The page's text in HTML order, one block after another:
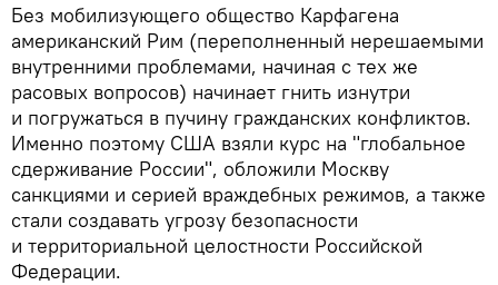
Без мобилизующего общество Карфагена
американский Рим (переполненный нерешаемыми
внутренними проблемами, начиная с тех же
расовых вопросов) начинает гнить изнутри
и погружаться в пучину гражданских конфликтов.
Именно поэтому США взяли курс на "глобальное
сдерживание России", обложили Москву
санкциями и серией враждебных режимов, а также
стали создавать угрозу безопасности
и территориальной целостности Российской
Федерации.